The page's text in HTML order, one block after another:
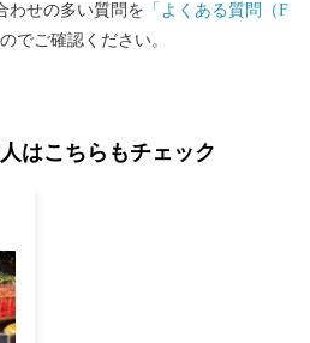
わせの多い質問を 「よくある質問（F
でご確認ください。
はこちらもチェック